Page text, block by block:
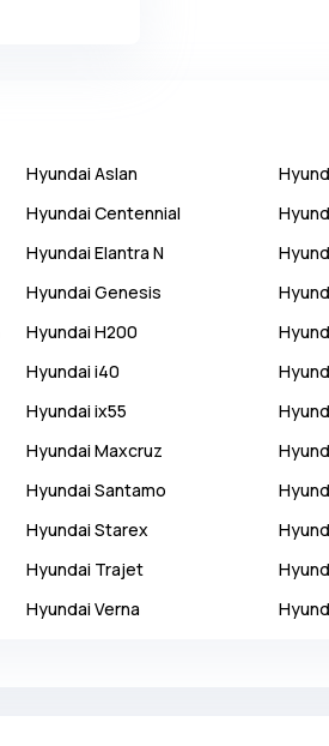
Hyundai Aslan
Hyundai Centennial
Hyundai Elantra N
Hyundai Genesis
Hyundai H200
Hyundai i40
Hyundai ix55
Hyundai Maxcruz
Hyundai Santamo
Hyundai Starex
Hyundai Trajet
Hyundai Verna